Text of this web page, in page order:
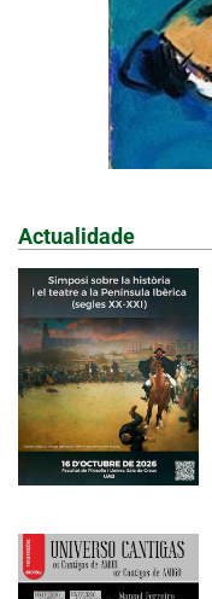
Actualidade